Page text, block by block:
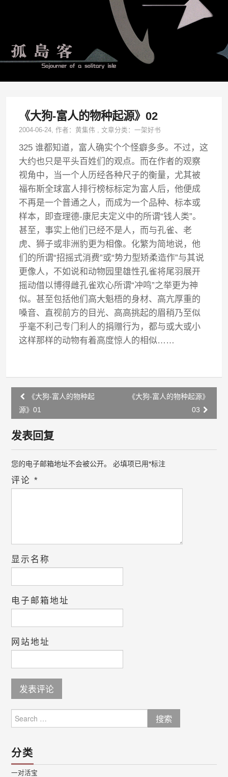
《大狗-富人的物种起源》02
2004-06-24, 作者：黄集伟 ,文章分类：一架好书
325 谁都知道，富人确实个个怪癖多多。不过，这
大约也只是平头百姓们的观点。而在作者的观察
视角中，当一个人历经各种尺子的衡量，尤其被
福布斯全球富人排行榜标标定为富人后，他便成
不再是一个普通之人，而成为一个品种、标本或
样本，即查理德-康尼夫定义中的所谓“钱人类”。
甚至，事实上他们已经不是人，而与孔雀、老
虎、狮子或非洲豹更为相像。化繁为简地说，他
们的所谓“招摇式消费”或“势力型矫柔造作”与其说
更像人，不如说和动物园里雄性孔雀将尾羽展开
摇动借以博得雌孔雀欢心所谓“冲鸣”之举更为神
似。甚至包括他们高大魁梧的身材、高亢厚重的
嗓音、直视前方的目光、高高挑起的眉稍乃至似
乎毫不利己专门利人的捐赠行为，都与或大或小
这样那样的动物有着高度惊人的相似……
Post
navigation
《大狗-富人的物种起
源》01
《大狗-富人的物种起源》
03
发表回复
您的电子邮箱地址不会被公开。 必填项已用*标注
评论*
显示名称
电子邮箱地址
网站地址
for:
分类
一对活宝